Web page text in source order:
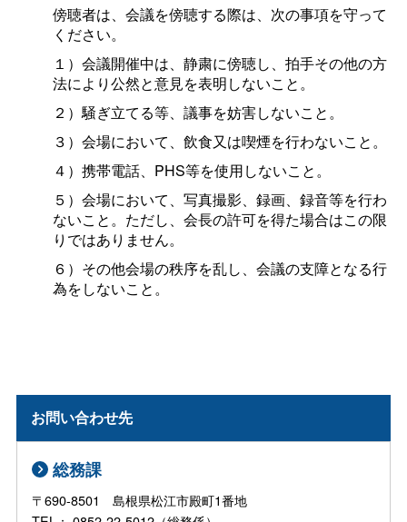
傍聴者は、会議を傍聴する際は、次の事項を守って
ください。
１）会議開催中は、静粛に傍聴し、拍手その他の方
法により公然と意見を表明しないこと。
２）騒ぎ立てる等、議事を妨害しないこと。
３）会場において、飲食又は喫煙を行わないこと。
４）携帯電話、PHS等を使用しないこと。
５）会場において、写真撮影、録画、録音等を行わ
ないこと。ただし、会長の許可を得た場合はこの限
りではありません。
６）その他会場の秩序を乱し、会議の支障となる行
為をしないこと。
お問い合わせ先
総務課
〒690-8501 島根県松江市殿町1番地